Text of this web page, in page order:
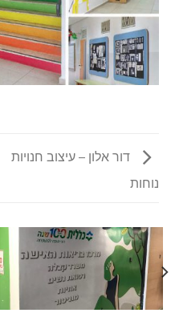
דור אלון – עיצוב חנויות
נוחות